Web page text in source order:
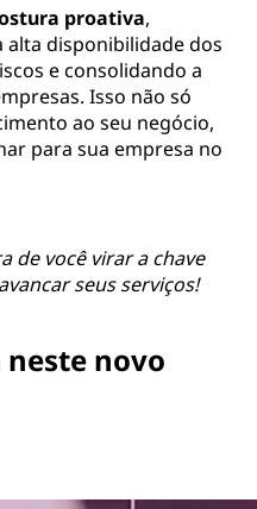
proativa,
disponibilidade dos
e consolidando a
Isso não só
ao seu negócio,
para sua empresa no
de você virar a chave
seus serviços!
neste novo